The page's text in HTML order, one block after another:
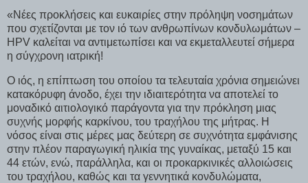
«Νέες προκλήσεις και ευκαιρίες στην πρόληψη νοσημάτων
που σχετίζονται με τον ιό των ανθρωπίνων κονδυλωμάτων –
HPV καλείται να αντιμετωπίσει και να εκμεταλλευτεί σήμερα
η σύγχρονη ιατρική!
Ο ιός, η επίπτωση του οποίου τα τελευταία χρόνια σημειώνει
κατακόρυφη άνοδο, έχει την ιδιαιτερότητα να αποτελεί το
μοναδικό αιτιολογικό παράγοντα για την πρόκληση μιας
συχνής μορφής καρκίνου, του τραχήλου της μήτρας. Η
νόσος είναι στις μέρες μας δεύτερη σε συχνότητα εμφάνισης
στην πλέον παραγωγική ηλικία της γυναίκας, μεταξύ 15 και
44 ετών, ενώ, παράλληλα, και οι προκαρκινικές αλλοιώσεις
του τραχήλου, καθώς και τα γεννητικά κονδυλώματα,